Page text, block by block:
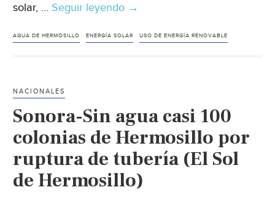
solar, … Seguir leyendo Sonora-
de
estiman
ahorro
de
$30
MDP
(Expreso)
→
AGUA DE HERMOSILLO ENERGÍA SOLAR USO DE ENERGÍA RENOVABLE
NACIONALES
Sonora-Sin agua casi 100
colonias de Hermosillo por
ruptura de tubería (El Sol
de Hermosillo)